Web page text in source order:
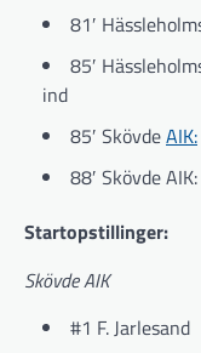
81′
85′
ind
85′ SkövdeAIK:
88′ Skövde
Startopstillinger:
Skövde AIK
#1 F. Jarlesand